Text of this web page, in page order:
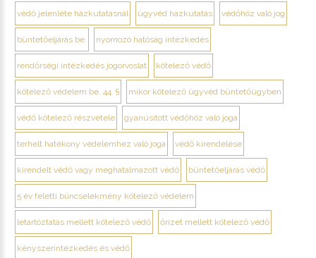
védő jelenléte házkutatásnál ügyvéd házkutatás védőhöz való jog
büntetőeljárás be. nyomozó hatóság intézkedés
rendőrségi intézkedés jogorvoslat kötelező védő
kötelező védelem be. 44. § mikor kötelező ügyvéd büntetőügyben
védő kötelező részvétele gyanúsított védőhöz való joga
terhelt hatékony védelemhez való joga védő kirendelése
kirendelt védő vagy meghatalmazott védő büntetőeljárás védő
5 év feletti bűncselekmény kötelező védelem
letartóztatás mellett kötelező védő őrizet mellett kötelező védő
kényszerintézkedés és védő